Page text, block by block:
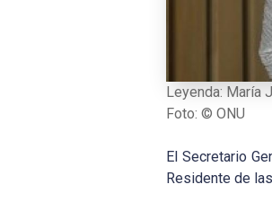
Leyenda: María
Foto: © ONU
El Secretario
Residente de